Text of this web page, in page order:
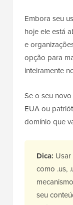
Embora seu
hoje ele está
e
opção para
inteiramente
Se o seu
EUA ou
domínio que
Dica:
como .us,
seu